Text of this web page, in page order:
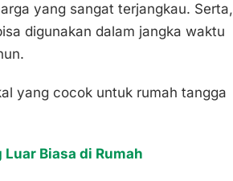
yang sangat terjangkau. Serta,
digunakan dalam jangka waktu
yang cocok untuk rumah tangga
Biasa di Rumah